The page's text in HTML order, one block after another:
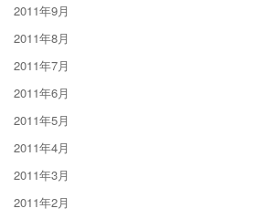
2011年9月
2011年8月
2011年7月
2011年6月
2011年5月
2011年4月
2011年3月
2011年2月